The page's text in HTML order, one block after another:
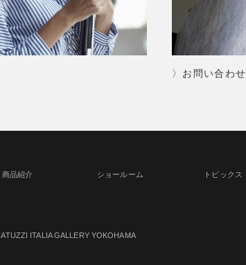
〉お問い合わせ
商品紹介 ショールーム トピックス
ITALIA GALLERY YOKOHAMA